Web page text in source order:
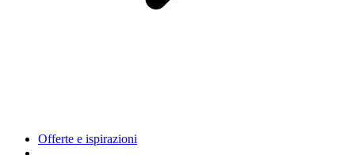
Offerte e ispirazioni